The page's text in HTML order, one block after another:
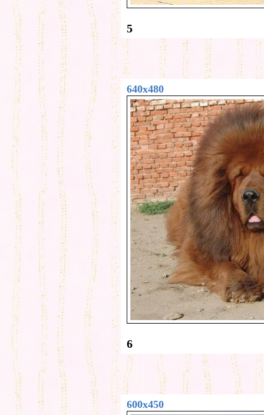
5
640x480
6
600x450